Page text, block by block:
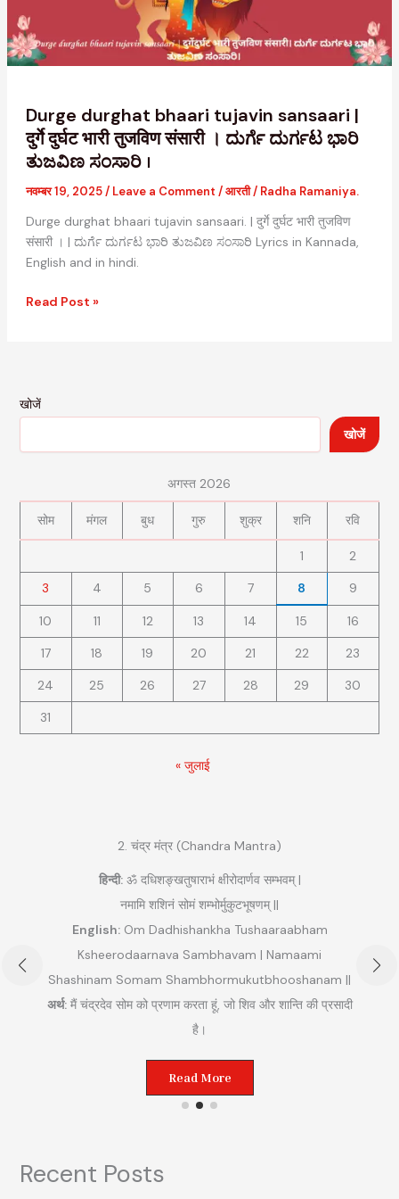
Durge durghat bhaari tujavin sansaari |
दुर्गे दुर्घट भारी तुजविण संसारी । ದುರ್ಗೆ ದುರ್ಗಟ ಭಾರಿ
ತುಜವಿಣ ಸಂಸಾರಿ ।
नवम्बर 19, 2025/ Leave a Comment /आरती/ Radha Ramaniya.
Durge durghat bhaari tujavin sansaari. | दुर्गे दुर्घट भारी तुजविण
संसारी । | ದುರ್ಗೆ ದುರ್ಗಟ ಭಾರಿ ತುಜವಿಣ ಸಂಸಾರಿ Lyrics in Kannada,
English and in hindi.
दुर्घट
भारी
तुजविण
।
ದುರ್ಗೆ
ದುರ್ಗಟ
ಭಾರಿ
ತುಜವಿಣ
।
Read Post »
खोजें
खोजें
अगस्त 2026
सोम मंगल बुध गुरु शुक्र शनि रवि
1
2
3
4 5 6 7 8 9
10 11 12 13 14 15
16
17
18 19 20 21 22
23
24
25 26 27 28 29
30
31
« जुलाई
2. चंद्र मंत्र (Chandra Mantra)
हिन्दी:ॐ दधिशङ्खतुषाराभं क्षीरोदार्णव सम्भवम् |
नमामि शशिनं सोमं शम्भोर्मुकुटभूषणम् ||
English:Om Dadhishankha Tushaaraabham
Ksheerodaarnava Sambhavam | Namaami
Shashinam Somam Shambhormukutbhooshanam ||
अर्थ:मैं चंद्रदेव सोम को प्रणाम करता हूं, जो शिव और शान्ति की प्रसादी
है।
Read More
Recent Posts